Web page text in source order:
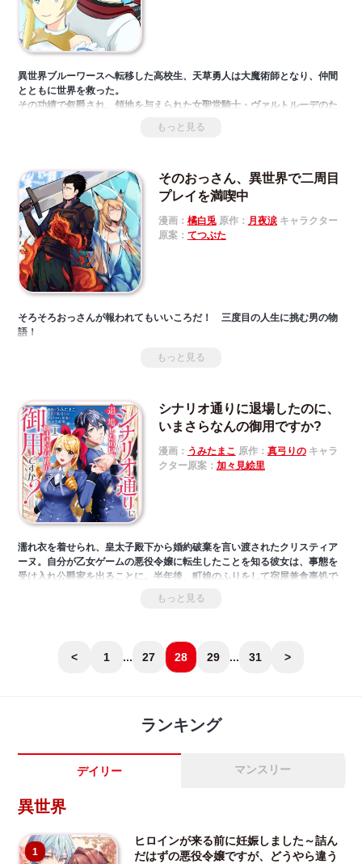
異世界ブルーワースへ転移した高校生、天草勇人は大魔術師となり、仲間
とともに世界を救った。
その功績で叙爵され、領地を与えられた女聖堂騎士・ヴァルトルーデのた
廃墟となった街、税を納めない海運都市、鉄を産出しなくなったドワーフ
その日まで。
「小説家になろう」発、大人気異世界救世ファンタジー
※本作品の作画者につきまして、第1話～第5話：[くじら]、第6話～：[パ
クパク]
もっと見る
そのおっさん、異世界で二周目
プレイを満喫中
漫画： 橘白兎原作： 月夜涙キャラクター
原案： てつぶた
そろそろおっさんが報われてもいいころだ！ 三度目の人生に挑む男の物
語！
もっと見る
シナリオ通りに退場したのに、
いまさらなんの御用ですか?
漫画： うみたまこ 原作： 真弓りのキャラ
クター原案： 加々見絵里
濡れ衣を着せられ、皇太子殿下から婚約破棄を言い渡されたクリスティア
ーヌ。自分が乙女ゲームの悪役令嬢に転生したことを知る彼女は、事態を
受け入れ公爵家を出ることに。半年後、町娘のふりをして宿屋兼食事処で
働く彼女のもとへ、皇太子殿下がやってきた! 冤罪も晴れ邸に戻ったクリ
スティアーヌは、お世話になった下町のみんなに恩返しをするため、市井
もっと見る
< 1 ... 27 28 29 ... 31 >
ランキング
デイリー マンスリー
異世界
1
ヒロインが来る前に妊娠しました～詰ん
だはずの悪役令嬢ですが、どうやら違う